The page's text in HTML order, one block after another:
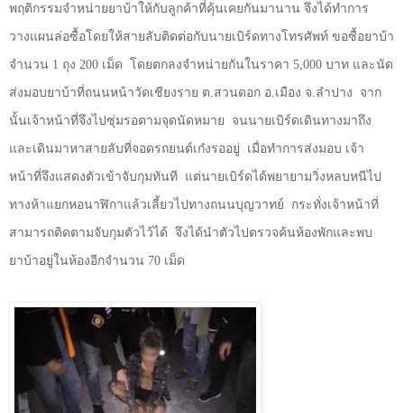
พฤติกรรมจำหน่ายยาบ้าให้กับลูกค้าที่คุ้นเคยกันมานาน จึงได้ทำการ
วางแผนล่อซื้อโดยให้สายลับติดต่อกับนายเบิร์ดทางโทรศัพท์ ขอซื้อยาบ้า
จำนวน 1 ถุง 200 เม็ด โดยตกลงจำหน่ายกันในราคา 5,000 บาท และนัด
ส่งมอบยาบ้าที่ถนนหน้าวัดเชียงราย ต.สวนดอก อ.เมือง จ.ลำปาง จาก
นั้นเจ้าหน้าที่จึงไปซุ่มรอตามจุดนัดหมาย จนนายเบิร์ดเดินทางมาถึง
และเดินมาหาสายลับที่จอดรถยนต์เก๋งรออยู่ เมื่อทำการส่งมอบ เจ้า
หน้าที่จึงแสดงตัวเข้าจับกุมทันที แต่นายเบิร์ดได้พยายามวิ่งหลบหนีไป
ทางห้าแยกหอนาฬิกาแล้วเลี้ยวไปทางถนนบุญวาทย์ กระทั่งเจ้าหน้าที่
สามารถติดตามจับกุมตัวไว้ได้ จึงได้นำตัวไปตรวจค้นห้องพักและพบ
ยาบ้าอยู่ในห้องอีกจำนวน 70 เม็ด